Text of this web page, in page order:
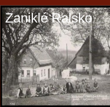
Zaniklé Ralsko